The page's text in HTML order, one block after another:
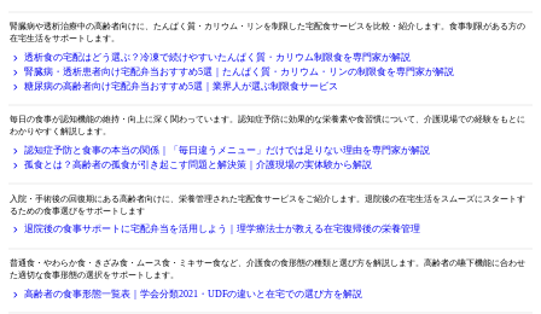
腎臓病や透析治療中の高齢者向けに、たんぱく質・カリウム・リンを制限した宅配食サービスを比較・紹介します。食事制限がある方の
在宅生活をサポートします。
透析食の宅配はどう選ぶ？冷凍で続けやすいたんぱく質・カリウム制限食を専門家が解説
腎臓病・透析患者向け宅配弁当おすすめ5選｜たんぱく質・カリウム・リンの制限食を専門家が解説
糖尿病の高齢者向け宅配弁当おすすめ5選｜業界人が選ぶ制限食サービス
毎日の食事が認知機能の維持・向上に深く関わっています。認知症予防に効果的な栄養素や食習慣について、介護現場での経験をもとに
わかりやすく解説します。
認知症予防と食事の本当の関係｜「毎日違うメニュー」だけでは足りない理由を専門家が解説
孤食とは？高齢者の孤食が引き起こす問題と解決策｜介護現場の実体験から解説
入院・手術後の回復期にある高齢者向けに、栄養管理された宅配食サービスをご紹介します。退院後の在宅生活をスムーズにスタートす
るための食事選びをサポートします
退院後の食事サポートに宅配弁当を活用しよう｜理学療法士が教える在宅復帰後の栄養管理
普通食・やわらか食・きざみ食・ムース食・ミキサー食など、介護食の食形態の種類と選び方を解説します。高齢者の嚥下機能に合わせ
た適切な食事形態の選択をサポートします。
高齢者の食事形態一覧表｜学会分類2021・UDFの違いと在宅での選び方を解説